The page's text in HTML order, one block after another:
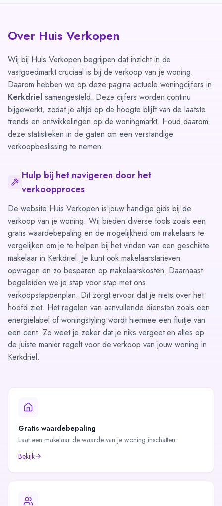
Over Huis Verkopen
Wij bij Huis Verkopen begrijpen dat inzicht in de
vastgoedmarkt cruciaal is bij de verkoop van je woning.
Daarom hebben we op deze pagina actuele woningcijfers in
Kerkdriel samengesteld. Deze cijfers worden continu
bijgewerkt, zodat je altijd op de hoogte blijft van de laatste
trends en ontwikkelingen op de woningmarkt. Houd daarom
deze statistieken in de gaten om een verstandige
verkoopbeslissing te nemen.
Hulp bij het navigeren door het
verkoopproces
De website Huis Verkopen is jouw handige gids bij de
verkoop van je woning. Wij bieden diverse tools zoals een
gratis waardebepaling en de mogelijkheid om makelaars te
vergelijken om je te helpen bij het vinden van een geschikte
makelaar in Kerkdriel. Je kunt ook makelaarstarieven
opvragen en zo besparen op makelaarskosten. Daarnaast
begeleiden we je stap voor stap met ons
verkoopstappenplan. Dit zorgt ervoor dat je niets over het
hoofd ziet. Het regelen van aanvullende diensten zoals een
energielabel of woningstyling wordt hiermee een fluitje van
een cent. Zo weet je zeker dat je niks vergeet en alles op
de juiste manier regelt voor de verkoop van jouw woning in
Kerkdriel.
Gratis waardebepaling
Laat een makelaar de waarde van je woning inschatten.
Bekijk